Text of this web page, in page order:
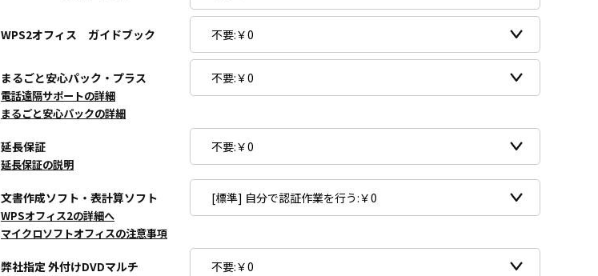
WPS2オフィス ガイドブック
まるごと安心パック・プラス
電話遠隔サポートの詳細
まるごと安心パックの詳細
延長保証
延長保証の説明
文書作成ソフト・表計算ソフト
WPSオフィス2の詳細へ
マイクロソフトオフィスの注意事項
弊社指定 外付けDVDマルチ